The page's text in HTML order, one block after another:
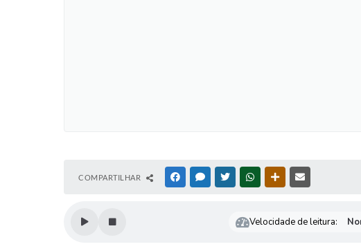
COMPARTILHAR FACEBOOKMESSENGER
TWITTERWHATSAPPOUTRAS MÍDIAS
Velocidade de leitura: